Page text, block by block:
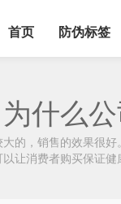
首页 防伪标签
为什么
的，销售的效果很
让消费者购买保证